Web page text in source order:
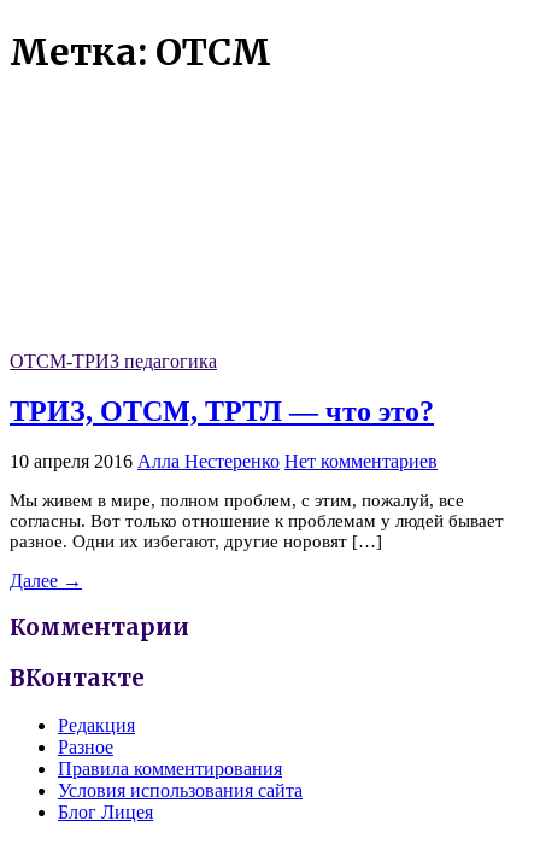
Метка: ОТСМ
ОТСМ-ТРИЗ педагогика
ТРИЗ, ОТСМ, ТРТЛ — что это?
10 апреля 2016 Алла Нестеренко Нет комментариев
Мы живем в мире, полном проблем, с этим, пожалуй, все
согласны. Вот только отношение к проблемам у людей бывает
разное. Одни их избегают, другие норовят […]
Далее →
Комментарии
ВКонтакте
Редакция
Разное
Правила комментирования
Условия использования сайта
Блог Лицея